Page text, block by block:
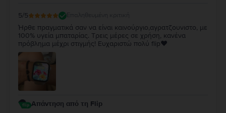
5/5
Ήρθε πραγματικά σαν να είναι καινούργιο,αγρατζουνιστο, με
100% υγεία μπαταρίας. Τρεις μέρες σε χρήση, κανένα
πρόβλημα μέχρι στιγμής! Ευχαριστώ πολύ flip❤️
Απάντηση από τη Flip